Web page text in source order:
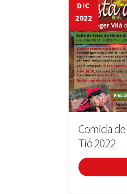
DIC
2022
Comida
Tió 2022